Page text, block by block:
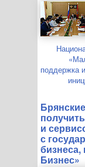
поддержка
и
с
Бизнес»